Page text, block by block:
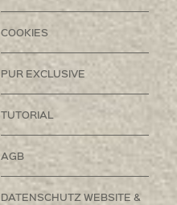
COOKIES
PUR EXCLUSIVE
TUTORIAL
AGB
DATENSCHUTZ WEBSITE &